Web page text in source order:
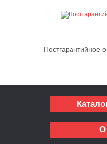
Постгарантийное
О